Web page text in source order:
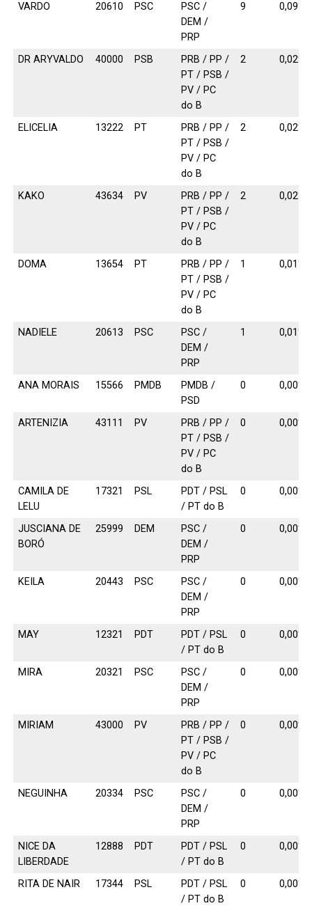
VARDO 20610 PSC
PSC /
DEM /
PRP
9 0,09%
DR ARYVALDO 40000 PSB
PRB / PP /
PT / PSB /
PV / PC
do B
2 0,02%
ELICELIA 13222 PT
PRB / PP /
PT / PSB /
PV / PC
do B
2 0,02%
KAKO 43634 PV
PRB / PP /
PT / PSB /
PV / PC
do B
2 0,02%
DOMA 13654 PT
PRB / PP /
PT / PSB /
PV / PC
do B
1 0,01%
NADIELE 20613 PSC
PSC /
DEM /
PRP
1 0,01%
ANA MORAIS 15566 PMDB
PMDB /
PSD
0 0,00%
ARTENIZIA 43111 PV
PRB / PP /
PT / PSB /
PV / PC
do B
0 0,00%
CAMILA DE
LELU
17321 PSL
PDT / PSL
/ PT do B
0 0,00%
JUSCIANA DE
BORÓ
25999 DEM
PSC /
DEM /
PRP
0 0,00%
KEILA 20443 PSC
PSC /
DEM /
PRP
0 0,00%
MAY 12321 PDT
PDT / PSL
/ PT do B
0 0,00%
MIRA 20321 PSC
PSC /
DEM /
PRP
0 0,00%
MIRIAM 43000 PV
PRB / PP /
PT / PSB /
PV / PC
do B
0 0,00%
NEGUINHA 20334 PSC
PSC /
DEM /
PRP
0 0,00%
NICE DA
LIBERDADE
12888 PDT
PDT / PSL
/ PT do B
0 0,00%
RITA DE NAIR 17344 PSL
PDT / PSL
/ PT do B
0 0,00%